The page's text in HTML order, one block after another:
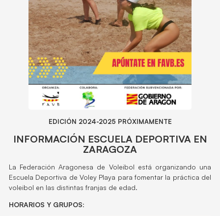
EDICIÓN 2024-2025 PRÓXIMAMENTE
INFORMACIÓN ESCUELA DEPORTIVA EN
ZARAGOZA
La Federación Aragonesa de Voleibol está organizando una
Escuela Deportiva de Voley Playa para fomentar la práctica del
voleibol en las distintas franjas de edad.
HORARIOS Y GRUPOS: